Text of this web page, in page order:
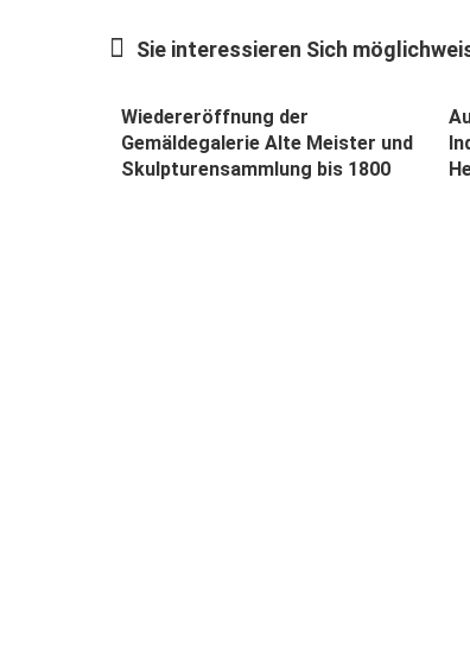
Sie interessieren Sich
Wiedereröffnung der
Gemäldegalerie Alte Meister und
Skulpturensammlung bis 1800